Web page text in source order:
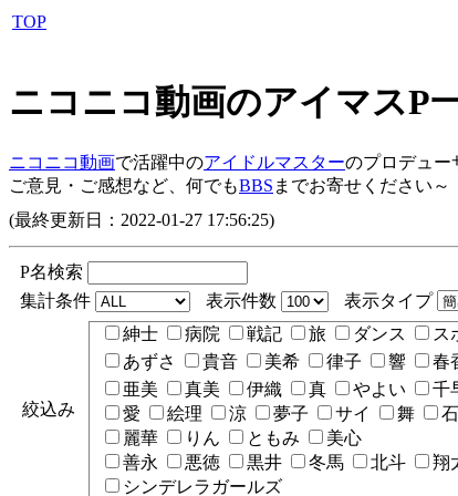
TOP
ニコニコ動画のアイマスP
ニコニコ動画で活躍中のアイドルマスターのプロデュー
ご意見・ご感想など、何でもBBS までお寄せください～
(最終更新日：2022-01-27 17:56:25)
P名検索
集計条件
表示件数 表示タイプ
絞込み
紳士 病院 戦記 旅 ダンス ス
あずさ
貴音 美希 律子 響 春
亜美
真美 伊織 真 やよい 千
愛
絵理 涼 夢子 サイ 舞
麗華
りん ともみ
美心
善永
悪徳 黒井 冬馬 北斗
翔
シンデレラガールズ